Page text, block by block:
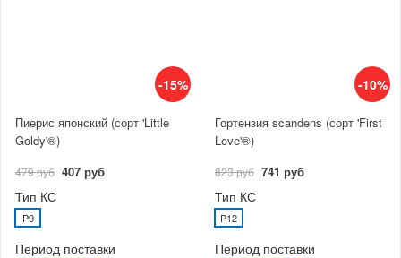
-15%
Пиерис японский (сорт 'Little
Goldy'®)
479 руб 407 руб
Тип КС
P9
Период поставки
-10%
Гортензия scandens (сорт 'First
Love'®)
823 руб 741 руб
Тип КС
P12
Период поставки